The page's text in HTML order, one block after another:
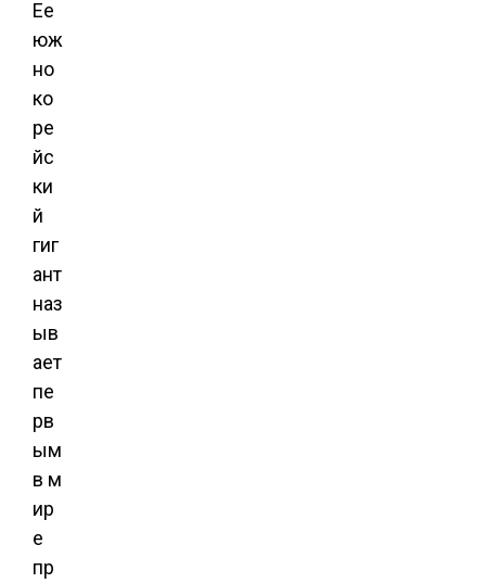
Ее
юж
но
ко
ре
йс
ки
й
гиг
ант
наз
ыв
ает
пе
рв
ым
в м
ир
е
пр